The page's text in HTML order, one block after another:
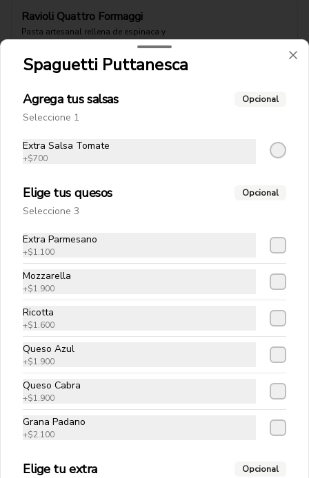
Ravioli Quattro Formaggi
Pasta artesanal rellena de espinaca y
ricotta con salsa de queso mantecoso,
$12.900
Ravioli al Olivo
Pasta rellena de espinaca y ricotta con
$10.400
Tortelinni Mechada
Puttanesca
Pasta artesanal rellena de mechada
con salsa puttanesca
$12.900
Tortelinni Mechada Pomodoro
Pasta artesanal rellena de mechada
$11.100
Spaguetti Puttanesca
Agrega tus salsas Opcional
Seleccione 1
Extra Salsa Tomate
+$700
Elige tus quesos Opcional
Seleccione 3
Extra Parmesano
+$1.100
Mozzarella
+$1.900
Ricotta
+$1.600
Queso Azul
+$1.900
Queso Cabra
+$1.900
Grana Padano
+$2.100
Elige tu extra Opcional